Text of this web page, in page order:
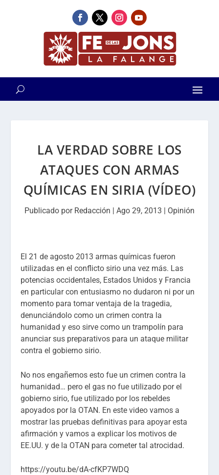
LA VERDAD SOBRE LOS
ATAQUES CON ARMAS
QUÍMICAS EN SIRIA (VÍDEO)
Publicado por Redacción | Ago 29, 2013 | Opinión
El 21 de agosto 2013 armas químicas fueron
utilizadas en el conflicto sirio una vez más. Las
potencias occidentales, Estados Unidos y Francia
en particular con entusiasmo no dudaron ni por un
momento para tomar ventaja de la tragedia,
denunciándolo como un crimen contra la
humanidad y eso sirve como un trampolín para
anunciar sus preparativos para un ataque militar
contra el gobierno sirio.
No nos engañemos esto fue un crimen contra la
humanidad… pero el gas no fue utilizado por el
gobierno sirio, fue utilizado por los rebeldes
apoyados por la OTAN. En este video vamos a
mostrar las pruebas definitivas para apoyar esta
afirmación y vamos a explicar los motivos de
EE.UU. y de la OTAN para cometer tal atrocidad.
https://youtu.be/dA-cfKP7WDQ